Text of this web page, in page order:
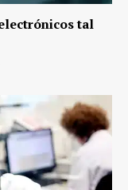
tal